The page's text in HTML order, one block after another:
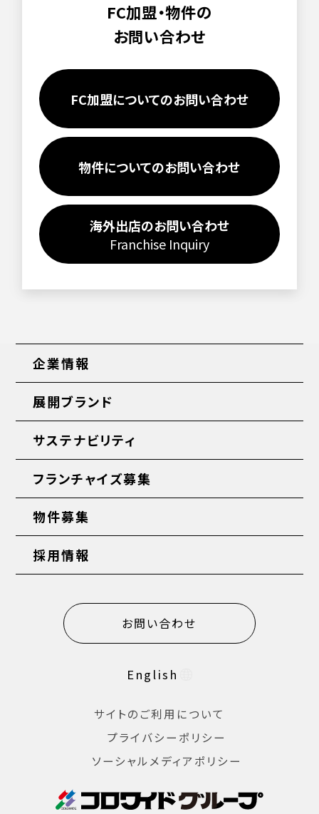
FC加盟・物件の
お問い合わせ
FC加盟についてのお問い合わせ
物件についてのお問い合わせ
海外出店のお問い合わせ
Franchise Inquiry
企業情報
展開ブランド
サステナビリティ
フランチャイズ募集
物件募集
採用情報
お問い合わせ
English
サイトのご利用について
プライバシーポリシー
ソーシャルメディアポリシー